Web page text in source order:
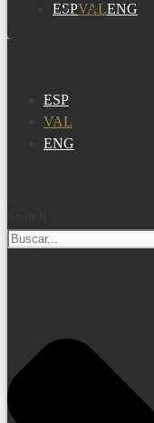
ESPVALENG
ESP
VAL
ENG